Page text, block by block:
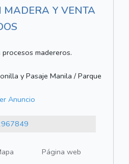
MADERA Y VENTA
madereros.
y Pasaje Manila / Parque
Anuncio
Página web